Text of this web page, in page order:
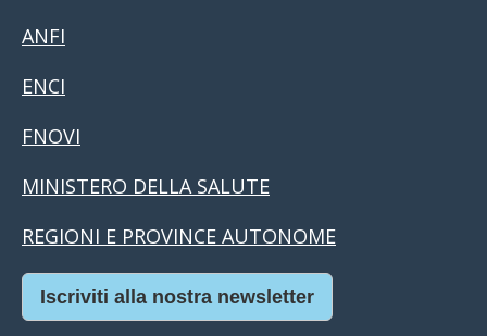
ANFI
ENCI
FNOVI
MINISTERO DELLA SALUTE
REGIONI E PROVINCE AUTONOME
Iscriviti alla nostra newsletter